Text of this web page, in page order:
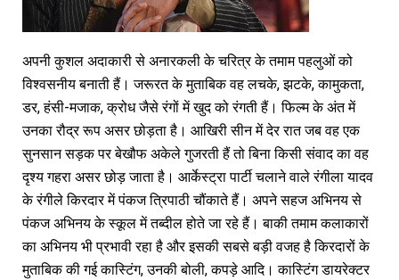
अपनी कुशल अदाकारी से अनारकली के चरित्र के तमाम पहलुओं को
विश्वसनीय बनाती हैं। जरूरत के मुताबिक वह लचके, झटके, कामुकता,
डर, हंसी-मजाक, क्रोध जैसे रंगों में खुद को रंगती हैं। फिल्म के अंत में
उनका रौद्र रूप असर छोड़ता है। आखिरी सीन में देर रात जब वह एक
सुनसान सड़क पर बेखौफ अकेले गुजरती हैं तो बिना किसी संवाद का वह
दृश्य गहरा असर छोड़ जाता है। आर्केस्ट्रा पार्टी चलाने वाले रंगीला यादव
के रंगीले किरदार में पंकज त्रिपाठी चौंकाते हैं। अपने सहज अभिनय से
पंकज अभिनय के स्कूल में तब्दील होते जा रहे हैं। बाकी तमाम कलाकारों
का अभिनय भी प्रभावी रहा है और इसकी सबसे बड़ी वजह है किरदारों के
मुताबिक की गई कास्टिंग, उनकी बोली, कपड़े आदि। कास्टिंग डायरेक्टर